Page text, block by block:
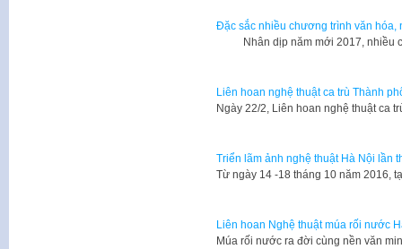
Đặc sắc nhiều chương trình văn hóa,
Nhân dịp năm mới 2017, nhiều
Liên hoan nghệ thuật ca trù Thành
Ngày 22/2, Liên hoan nghệ thuật ca
Triển lãm ảnh nghệ thuật Hà Nội lần
Từ ngày 14 -18 tháng 10 năm 2016,
Liên hoan Nghệ thuật múa rối nước
Múa rối nước ra đời cùng nền văn